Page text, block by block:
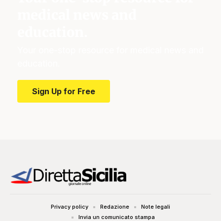
Sign Up for Free
Privacy policy Redazione
Note legali
Invia un comunicato stampa